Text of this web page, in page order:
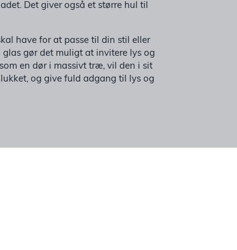
Det giver også et større hul til
have for at passe til din stil eller
glas gør det muligt at invitere lys og
en dør i massivt træ, vil den i sit
og give fuld adgang til lys og